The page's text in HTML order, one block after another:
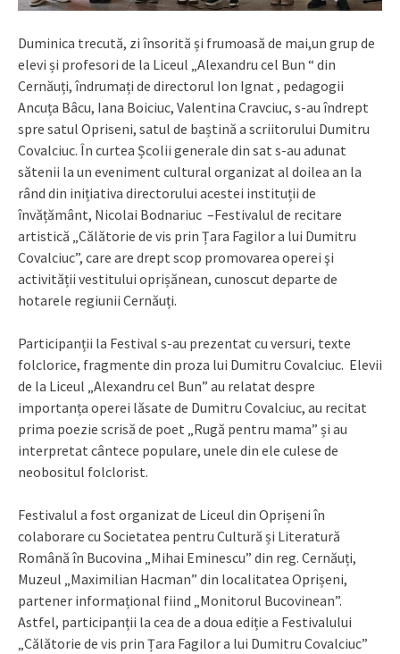
Duminica trecută, zi însorită și frumoasă de mai,un grup de
elevi și profesori de la Liceul „Alexandru cel Bun “ din
Cernăuți, îndrumați de directorul Ion Ignat , pedagogii
Ancuța Bâcu, Iana Boiciuc, Valentina Cravciuc, s-au îndrept
spre satul Opriseni, satul de baștină a scriitorului Dumitru
Covalciuc. În curtea Școlii generale din sat s-au adunat
sătenii la un eveniment cultural organizat al doilea an la
rând din inițiativa directorului acestei instituții de
învățământ, Nicolai Bodnariuc –Festivalul de recitare
artistică „Călătorie de vis prin Țara Fagilor a lui Dumitru
Covalciuc”, care are drept scop promovarea operei şi
activității vestitului oprișănean, cunoscut departe de
hotarele regiunii Cernăuți.
Participanții la Festival s-au prezentat cu versuri, texte
folclorice, fragmente din proza lui Dumitru Covalciuc. Elevii
de la Liceul „Alexandru cel Bun” au relatat despre
importanța operei lăsate de Dumitru Covalciuc, au recitat
prima poezie scrisă de poet „Rugă pentru mama” și au
interpretat cântece populare, unele din ele culese de
neobositul folclorist.
Festivalul a fost organizat de Liceul din Oprișeni în
colaborare cu Societatea pentru Cultură și Literatură
Română în Bucovina „Mihai Eminescu” din reg. Cernăuți,
Muzeul „Maximilian Hacman” din localitatea Oprișeni,
partener informațional fiind „Monitorul Bucovinean”.
Astfel, participanții la cea de a doua ediție a Festivalului
„Călătorie de vis prin Țara Fagilor a lui Dumitru Covalciuc”